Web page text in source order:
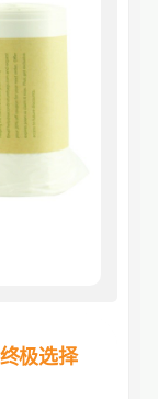
极选择